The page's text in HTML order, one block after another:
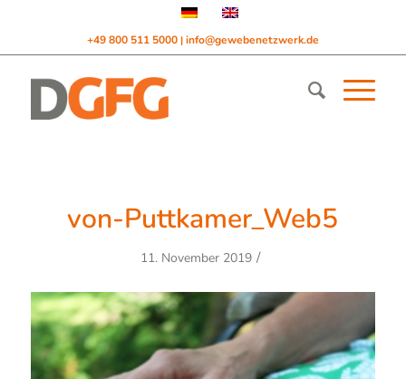
+49 800 511 5000 | info@gewebenetzwerk.de
von-Puttkamer_Web5
11. November 2019 /